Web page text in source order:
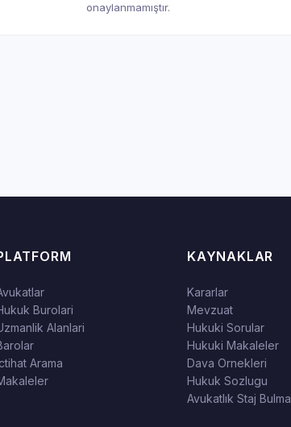
onaylanmamıştır.
Burolari
Alanlari
Arama
KAYNAKLAR
Kararlar
Mevzuat
Hukuki Sorular
Hukuki Makaleler
Dava Ornekleri
Hukuk Sozlugu
Avukatlık Staj